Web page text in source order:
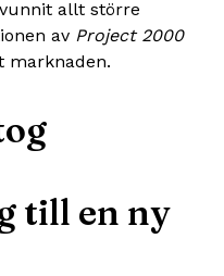
allt större
av Project 2000
marknaden.
till en ny